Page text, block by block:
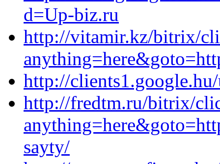
d=Up-biz.ru
http://vitamir.kz/bitrix/
http://
http://fredtm.ru/bitrix/
sayty/